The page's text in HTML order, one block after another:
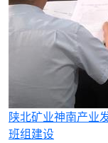
陕北矿业神南产业
班组建设